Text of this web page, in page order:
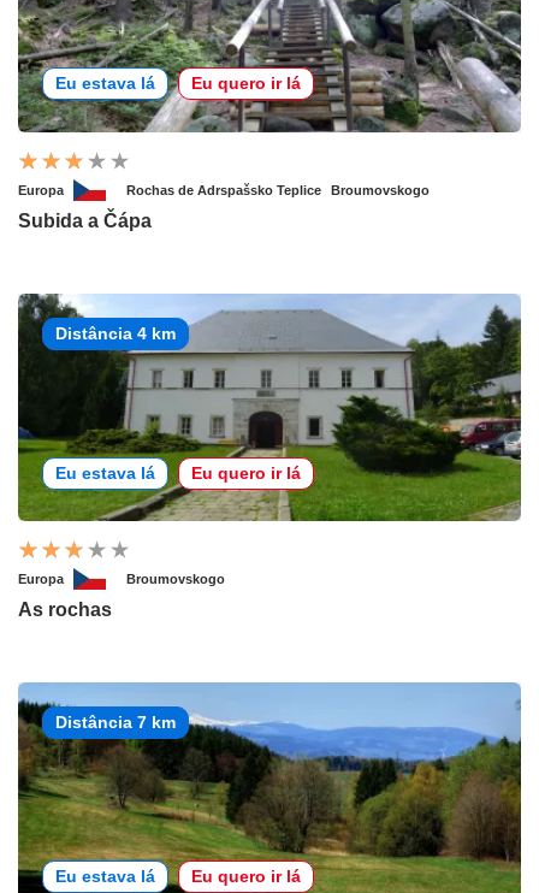
Eu estava lá Eu quero ir lá
Europa Rochas de Adrspašsko Teplice Broumovskogo
Subida a Čápa
Distância 4 km
Eu estava lá Eu quero ir lá
Europa Broumovskogo
As rochas
Distância 7 km
Eu estava lá Eu quero ir lá